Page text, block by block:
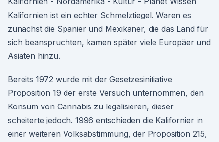
Kalifornien ist ein echter Schmelztiegel. Waren es
zunächst die Spanier und Mexikaner, die das Land für
sich beanspruchten, kamen später viele Europäer und
Asiaten hinzu.
Bereits 1972 wurde mit der Gesetzesinitiative
Proposition 19 der erste Versuch unternommen, den
Konsum von Cannabis zu legalisieren, dieser
scheiterte jedoch. 1996 entschieden die Kalifornier in
einer weiteren Volksabstimmung, der Proposition 215,